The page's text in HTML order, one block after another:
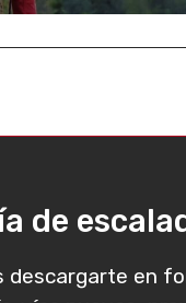
de
descargarte en